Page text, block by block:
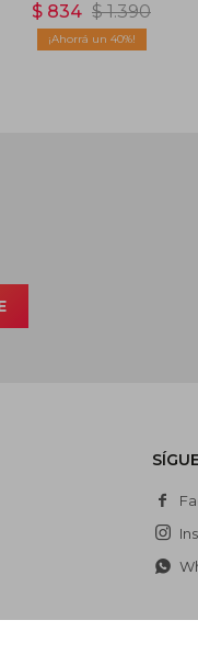
$ 834 $ 1.390
40